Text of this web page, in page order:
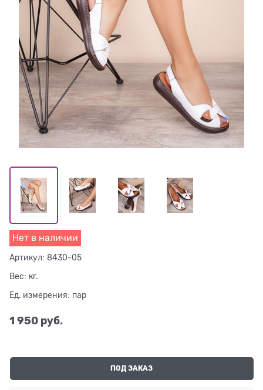
Нет в наличии
Артикул: 8430-05
Вес: кг.
Ед. измерения: пар
1 950 руб.
ПОД ЗАКАЗ